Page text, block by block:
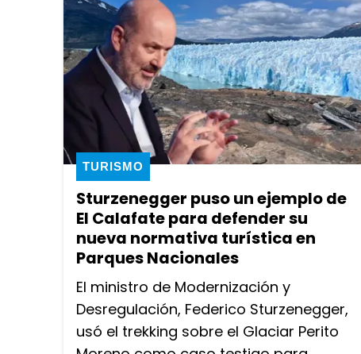
Sturzenegger puso un ejemplo de
El Calafate para defender su
nueva normativa turística en
Parques Nacionales
TURISMO
El ministro de Modernización y
Desregulación, Federico Sturzenegger,
usó el trekking sobre el Glaciar Perito